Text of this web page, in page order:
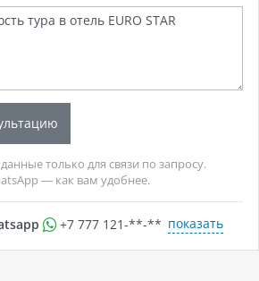
только для связи по запросу.
— как вам удобнее.
+7 777 121-**-** показать